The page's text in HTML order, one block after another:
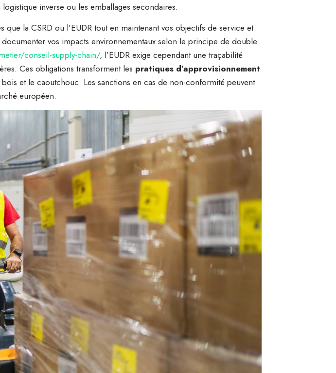
inverse ou les emballages secondaires.
la CSRD ou l’EUDR tout en maintenant vos objectifs de service et
vos impacts environnementaux selon le principe de double
conseil-supply-chain/, l’EUDR exige cependant une traçabilité
Ces obligations transforment les pratiques d’approvisionnement
et le caoutchouc. Les sanctions en cas de non-conformité peuvent
européen.